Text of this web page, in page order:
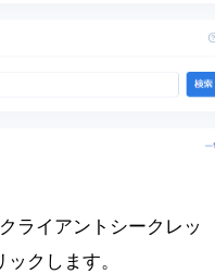
ライアントシークレッ
クします。